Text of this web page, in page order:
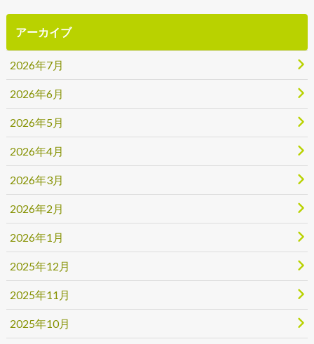
アーカイブ
2026年7月
2026年6月
2026年5月
2026年4月
2026年3月
2026年2月
2026年1月
2025年12月
2025年11月
2025年10月